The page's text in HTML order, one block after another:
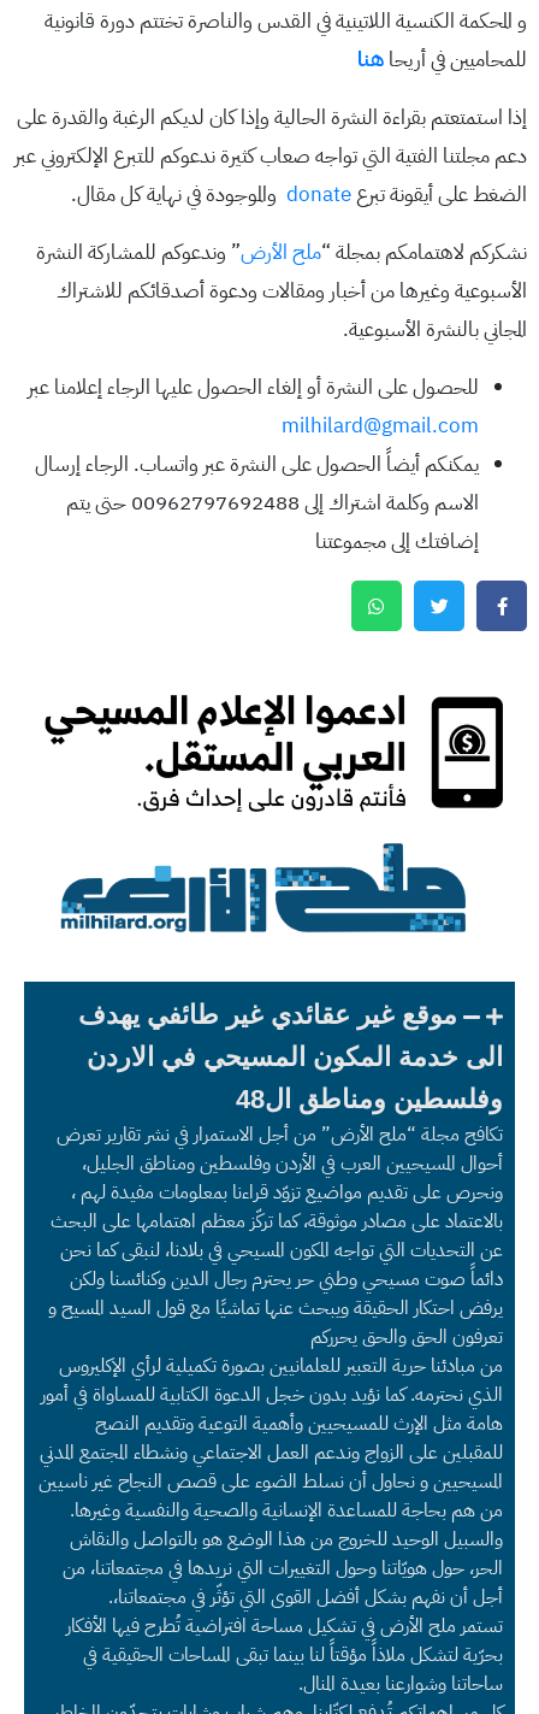
و المحكمة الكنسية اللاتينية في القدس والناصرة تختتم دورة قانونية
للمحاميين في أريحا هنا
إذا استمتعتم بقراءة النشرة الحالية وإذا كان لديكم الرغبة والقدرة على
دعم مجلتنا الفتية التي تواجه صعاب كثيرة ندعوكم للتبرع الإلكتروني عبر
الضغط على أيقونة تبرعdonate والموجودة في نهاية كل مقال.
نشكركم لاهتمامكم بمجلة “ملح الأرض” وندعوكم للمشاركة النشرة
الأسبوعية وغيرها من أخبار ومقالات ودعوة أصدقائكم للاشتراك
المجاني بالنشرة الأسبوعية.
للحصول على النشرة أو إلغاء الحصول عليها الرجاء إعلامنا عبر
milhilard@gmail.com
يمكنكم أيضاً الحصول على النشرة عبر واتساب. الرجاء إرسال
الاسم وكلمة اشتراك إلى 00962797692488 حتى يتم
إضافتك إلى مجموعتنا
موقع غير عقائدي غير طائفي يهدف
الى خدمة المكون المسيحي في الاردن
وفلسطين ومناطق ال48
تكافح مجلة “ملح الأرض” من أجل الاستمرار في نشر تقارير تعرض
أحوال المسيحيين العرب في الأردن وفلسطين ومناطق الجليل،
ونحرص على تقديم مواضيع تزوّد قراءنا بمعلومات مفيدة لهم ،
بالاعتماد على مصادر موثوقة، كما تركّز معظم اهتمامها على البحث
عن التحديات التي تواجه المكون المسيحي في بلادنا، لنبقى كما نحن
دائماً صوت مسيحي وطني حر يحترم رجال الدين وكنائسنا ولكن
يرفض احتكار الحقيقة ويبحث عنها تماشيًا مع قول السيد المسيح و
تعرفون الحق والحق يحرركم
من مبادئنا حرية التعبير للعلمانيين بصورة تكميلية لرأي الإكليروس
الذي نحترمه. كما نؤيد بدون خجل الدعوة الكتابية للمساواة في أمور
هامة مثل الإرث للمسيحيين وأهمية التوعية وتقديم النصح
للمقبلين على الزواج وندعم العمل الاجتماعي ونشطاء المجتمع المدني
المسيحيين و نحاول أن نسلط الضوء على قصص النجاح غير ناسيين
من هم بحاجة للمساعدة الإنسانية والصحية والنفسية وغيرها.
والسبيل الوحيد للخروج من هذا الوضع هو بالتواصل والنقاش
الحر، حول هويّاتنا وحول التغييرات التي نريدها في مجتمعاتنا، من
أجل أن نفهم بشكل أفضل القوى التي تؤثّر في مجتمعاتنا،.
تستمر ملح الأرض في تشكيل مساحة افتراضية تُطرح فيها الأفكار
بحرّية لتشكل ملاذاً مؤقتاً لنا بينما تبقى المساحات الحقيقية في
ساحاتنا وشوارعنا بعيدة المنال.